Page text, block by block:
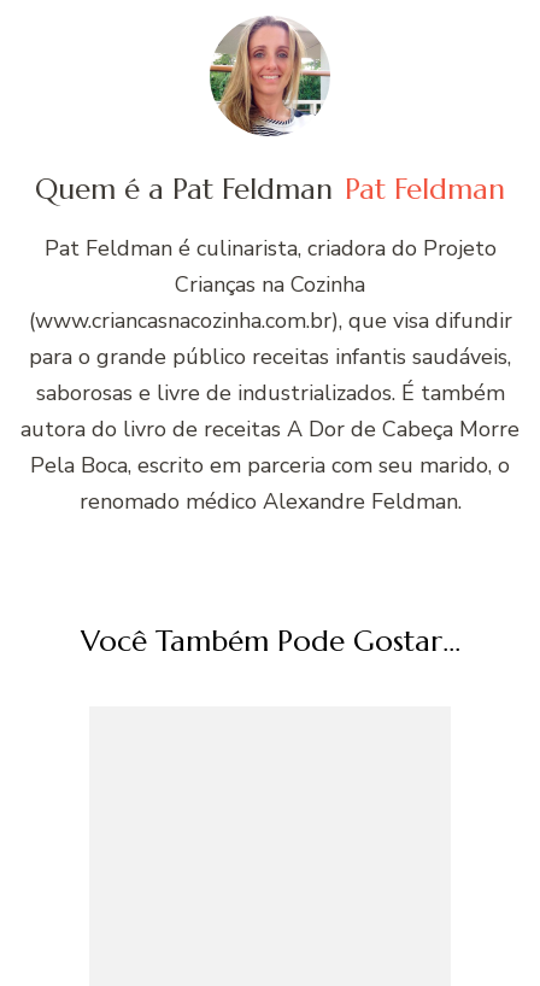
Quem é a Pat Feldman Pat Feldman
Pat Feldman é culinarista, criadora do Projeto
Crianças na Cozinha
(www.criancasnacozinha.com.br), que visa difundir
para o grande público receitas infantis saudáveis,
saborosas e livre de industrializados. É também
autora do livro de receitas A Dor de Cabeça Morre
Pela Boca, escrito em parceria com seu marido, o
renomado médico Alexandre Feldman.
Você Também Pode Gostar...